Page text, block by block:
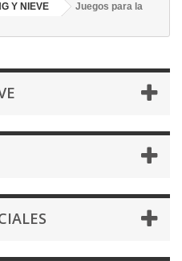
Y NIEVE
Juegos para la